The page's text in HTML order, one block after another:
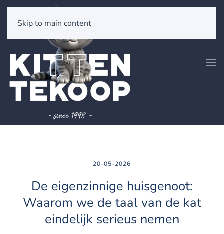
Skip to main content
20-05-2026
De eigenzinnige huisgenoot:
Waarom we de taal van de kat
eindelijk serieus nemen